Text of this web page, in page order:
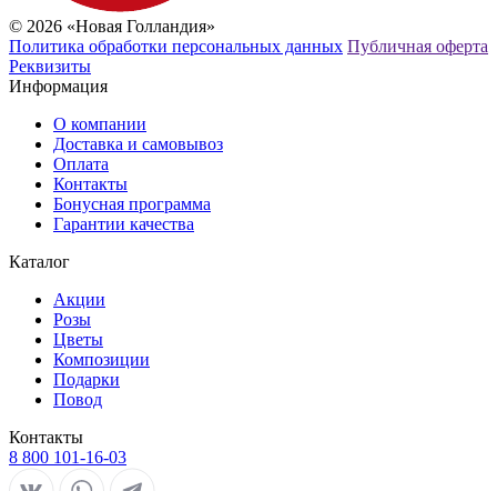
© 2026 «Новая Голландия»
Политика обработки персональных данных Публичная оферта
Реквизиты
Информация
О компании
Доставка и самовывоз
Оплата
Контакты
Бонусная программа
Гарантии качества
Каталог
Акции
Розы
Цветы
Композиции
Подарки
Повод
Контакты
8 800 101-16-03